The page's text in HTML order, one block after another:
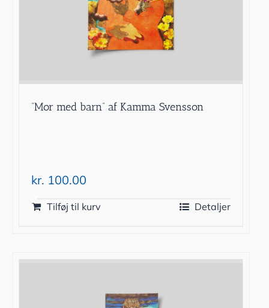
”Mor med barn” af Kamma Svensson
kr. 100.00
Tilføj til kurv Detaljer